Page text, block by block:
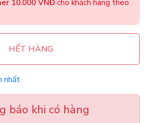
10.000 VNĐ cho khách hàng theo
HẾT HÀNG
nhất
báo khi có hàng